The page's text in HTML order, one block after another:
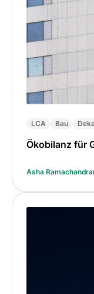
LCA Bau
Ökobilanz für
Asha